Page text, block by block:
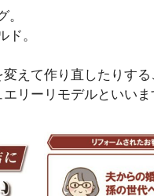
。
えて作り直したりす
リーリモデルといいま